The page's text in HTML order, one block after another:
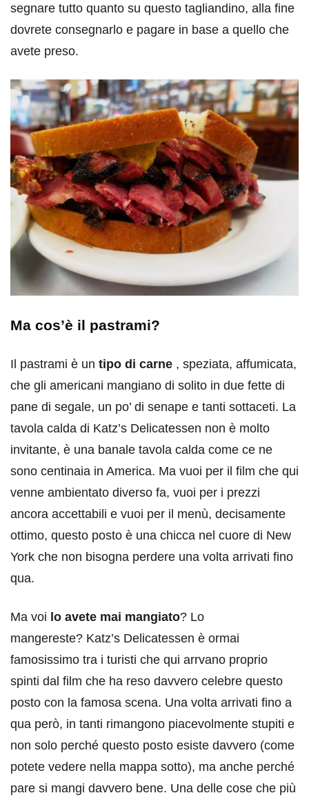
segnare tutto quanto su questo tagliandino, alla fine
dovrete consegnarlo e pagare in base a quello che
avete preso.
Ma cos’è il pastrami?
Il pastrami è un tipo di carne , speziata, affumicata,
che gli americani mangiano di solito in due fette di
pane di segale, un po’ di senape e tanti sottaceti. La
tavola calda di Katz’s Delicatessen non è molto
invitante, è una banale tavola calda come ce ne
sono centinaia in America. Ma vuoi per il film che qui
venne ambientato diverso fa, vuoi per i prezzi
ancora accettabili e vuoi per il menù, decisamente
ottimo, questo posto è una chicca nel cuore di New
York che non bisogna perdere una volta arrivati fino
qua.
Ma voi lo avete mai mangiato? Lo
mangereste? Katz’s Delicatessen è ormai
famosissimo tra i turisti che qui arrvano proprio
spinti dal film che ha reso davvero celebre questo
posto con la famosa scena. Una volta arrivati fino a
qua però, in tanti rimangono piacevolmente stupiti e
non solo perché questo posto esiste davvero (come
potete vedere nella mappa sotto), ma anche perché
pare si mangi davvero bene. Una delle cose che più